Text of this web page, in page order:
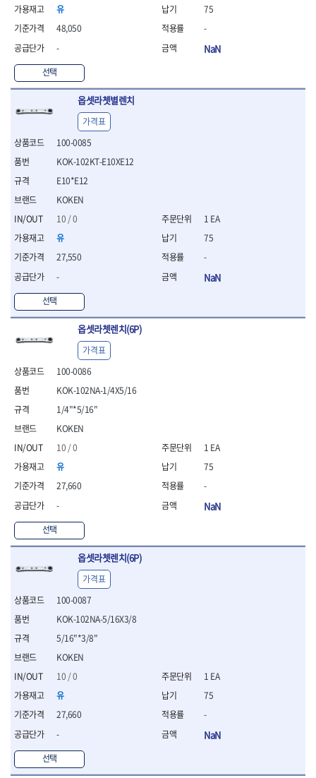
- 절연니퍼
- 절연가위
- 절연비트
- 절연공구세트
- 절연라쳇렌치
- 절연라쳇렌치세트
- 절연볼트커터
- 절연아답타
- 절연펀치
- 기타
- 방폭연결대
- 방폭옵셋렌치
- 방폭펜치
- 방폭플라이어
- 방폭가위
- 방폭스패너
- 방폭비트소켓
- 방폭아답타
- 방폭T렌치
- 방폭드라이버
- 방폭펀치
- 절연포지비트소켓
철공공구
- 볼트커터
- 항공가위
- 클램프
- 망치
- 빠루망치
- 볼핀망치
- 함마망치
- 도끼
- 망치헤드
- 판금망치
- 나일론무반동망치
- 플라스틱망치
- 고무망치
- 핀펀치
- 평치즐
- 핀펀치세트
- 펀치
- 톱대
- 용접용품
- 빠루
원예.사무용품
유
48,050
-
선택
75
-
NaN
옵셋라쳇별렌치
100-0085
KOKEN
10 / 0
유
27,550
-
선택
KOK-102KT-E10XE12
E10*E12
가격표
1 EA
75
-
NaN
옵셋라쳇렌치(6P)
100-0086
KOKEN
10 / 0
유
27,660
-
선택
KOK-102NA-1/4X5/16
1/4"*5/16"
가격표
1 EA
75
-
NaN
옵셋라쳇렌치(6P)
100-0087
KOKEN
10 / 0
유
27,660
-
선택
KOK-102NA-5/16X3/8
5/16"*3/8"
가격표
1 EA
75
-
NaN